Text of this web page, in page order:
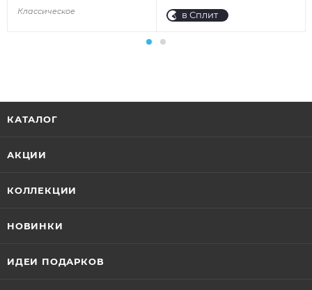
Классическое в Сплит
КАТАЛОГ
АКЦИИ
КОЛЛЕКЦИИ
НОВИНКИ
ИДЕИ ПОДАРКОВ